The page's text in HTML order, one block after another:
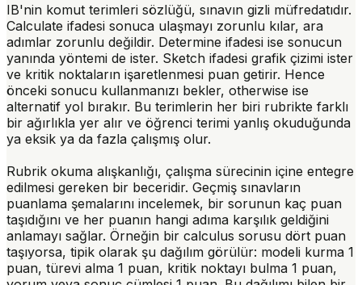
IB'nin komut terimleri sözlüğü, sınavın gizli müfredatıdır.
Calculate ifadesi sonuca ulaşmayı zorunlu kılar, ara
adımlar zorunlu değildir. Determine ifadesi ise sonucun
yanında yöntemi de ister. Sketch ifadesi grafik çizimi ister
ve kritik noktaların işaretlenmesi puan getirir. Hence
önceki sonucu kullanmanızı bekler, otherwise ise
alternatif yol bırakır. Bu terimlerin her biri rubrikte farklı
bir ağırlıkla yer alır ve öğrenci terimi yanlış okuduğunda
ya eksik ya da fazla çalışmış olur.
Rubrik okuma alışkanlığı, çalışma sürecinin içine entegre
edilmesi gereken bir beceridir. Geçmiş sınavların
puanlama şemalarını incelemek, bir sorunun kaç puan
taşıdığını ve her puanın hangi adıma karşılık geldiğini
anlamayı sağlar. Örneğin bir calculus sorusu dört puan
taşıyorsa, tipik olarak şu dağılım görülür: modeli kurma 1
puan, türevi alma 1 puan, kritik noktayı bulma 1 puan,